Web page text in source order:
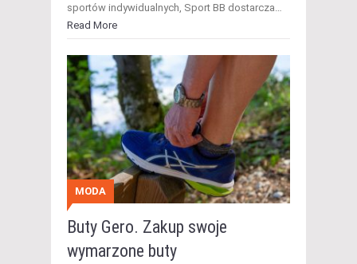
sportów indywidualnych, Sport BB dostarcza…
Read More
MODA
Buty Gero. Zakup swoje
wymarzone buty